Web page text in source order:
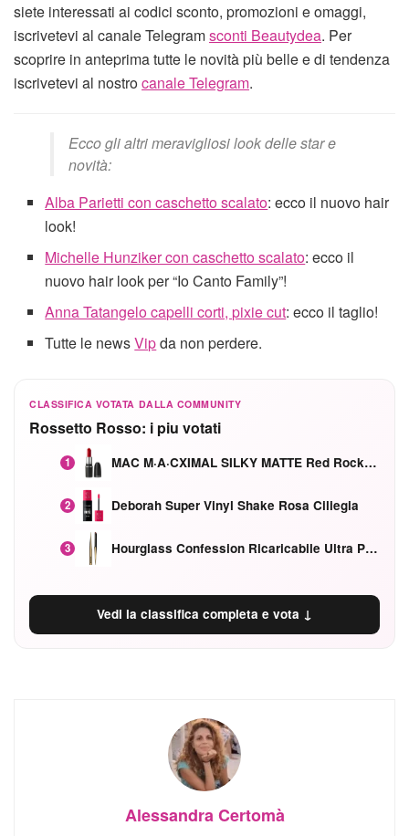
siete interessati ai codici sconto, promozioni e omaggi,
iscrivetevi al canale Telegramsconti Beautydea. Per
scoprire in anteprima tutte le novità più belle e di tendenza
iscrivetevi al nostrocanale Telegram.
Ecco gli altri meravigliosi look delle star e
novità:
Alba Parietti con caschetto scalato: ecco il nuovo hair
look!
Michelle Hunziker con caschetto scalato: ecco il
nuovo hair look per “Io Canto Family”!
Anna Tatangelo capelli corti, pixie cut: ecco il taglio!
Tutte le newsVipda non perdere.
CLASSIFICA VOTATA DALLA COMMUNITY
Rossetto Rosso: i piu votati
1 MAC M·A·CXIMAL SILKY MATTE Red Rock mat
2 Deborah Super Vinyl Shake Rosa Ciliegia
3 Hourglass Confession Ricaricabile Ultra Preciso Ad Alta Intensità Secretly Classic Red
Vedi la classifica completa e vota ↓
Alessandra Certomà